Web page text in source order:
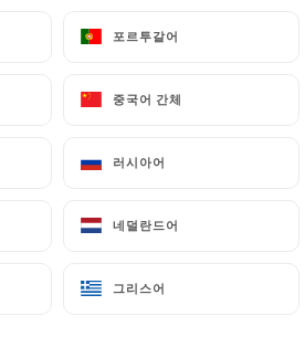
포르투갈어
중국어 간체
러시아어
네덜란드어
그리스어
포르투갈어
중국어 간체
러시아어
네덜란드어
그리스어